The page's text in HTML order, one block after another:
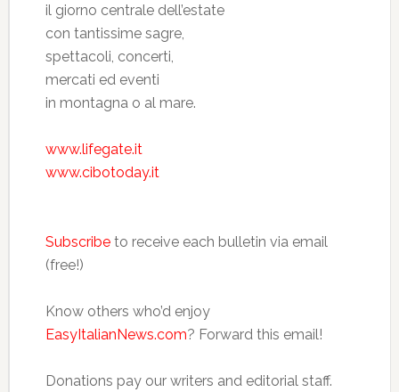
il giorno centrale dell’estate
con tantissime sagre,
spettacoli, concerti,
mercati ed eventi
in montagna o al mare.
www.lifegate.it
www.cibotoday.it
Subscribeto receive each bulletin via email
(free!)
Know others who’d enjoy
EasyItalianNews.com? Forward this email!
Donations pay our writers and editorial staff.